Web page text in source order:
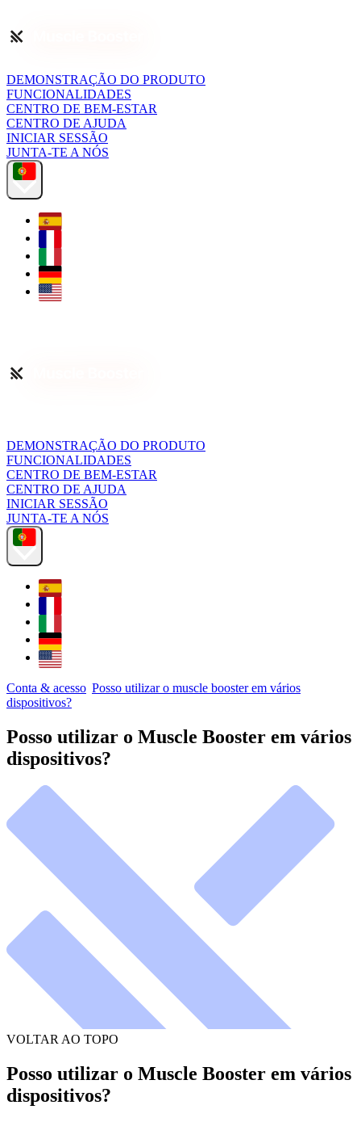
DEMONSTRAÇÃO DO PRODUTO
FUNCIONALIDADES
CENTRO DE BEM-ESTAR
CENTRO DE AJUDA
INICIAR SESSÃO
JUNTA-TE A NÓS
DEMONSTRAÇÃO DO PRODUTO
FUNCIONALIDADES
CENTRO DE BEM-ESTAR
CENTRO DE AJUDA
INICIAR SESSÃO
JUNTA-TE A NÓS
Conta & acesso Posso utilizar o muscle booster em vários
dispositivos?
Posso utilizar o Muscle Booster em vários
dispositivos?
VOLTAR AO TOPO
Posso utilizar o Muscle Booster em vários
dispositivos?